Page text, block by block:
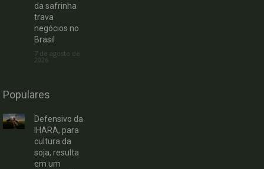
da safrinha
trava
negócios no
Brasil
7 de agosto de
2026
Populares
Defensivo da
IHARA, para
cultura da
soja, resulta
em um